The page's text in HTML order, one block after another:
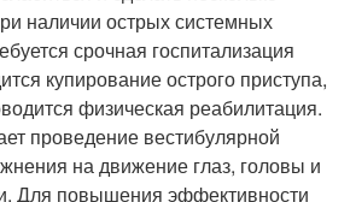
наличии острых системных
срочная госпитализация
купирование острого приступа,
физическая реабилитация.
проведение вестибулярной
на движение глаз, головы и
Для повышения эффективности